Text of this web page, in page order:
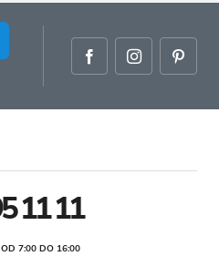
11 11
OD 7:00 DO 16:00